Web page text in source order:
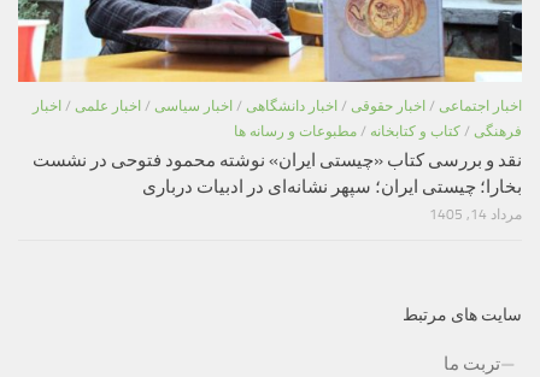
اخبار اجتماعی / اخبار حقوقی / اخبار دانشگاهی / اخبار سیاسی / اخبار علمی / اخبار
فرهنگی / کتاب و کتابخانه / مطبوعات و رسانه ها
نقد و بررسی کتاب «چیستی ایران» نوشته محمود فتوحی در نشست
بخارا؛ چیستی ایران؛ سپهر نشانه‌ای در ادبیات درباری
مرداد 14, 1405
سایت های مرتبط
تربت ما